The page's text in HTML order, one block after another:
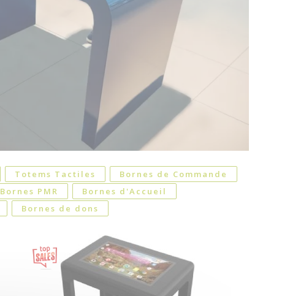
Totems Tactiles
Bornes de Commande
Bornes PMR
Bornes d'Accueil
Bornes de dons